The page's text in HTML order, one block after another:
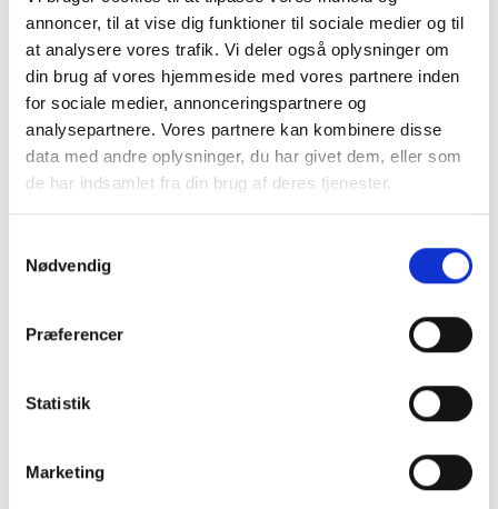
annoncer, til at vise dig funktioner til sociale medier og til
at analysere vores trafik. Vi deler også oplysninger om
din brug af vores hjemmeside med vores partnere inden
for sociale medier, annonceringspartnere og
analysepartnere. Vores partnere kan kombinere disse
data med andre oplysninger, du har givet dem, eller som
de har indsamlet fra din brug af deres tjenester.
Nødvendig
Præferencer
Statistik
Marketing
holdbar og nem at rengøre. Flot mat overflade.
Beregnet til indbygning i bordplade eller væg og giver en flot
afslutning og finish.
Kan både monteres ovenpå bordpladen og under. Monteres
den ovenpå bordpladen dækkes udskæringen af hullet af
kanten på affaldsindkastet.
Ideen er, at man på den anden side af væggen eller under
bordpladen har en trådkurv eller plastspand til at opsamle
Trådkurv kan leveres separat.
materiale: rustfri børstet stål - PVD-belægning i messing
Hent monteringsvejledning her